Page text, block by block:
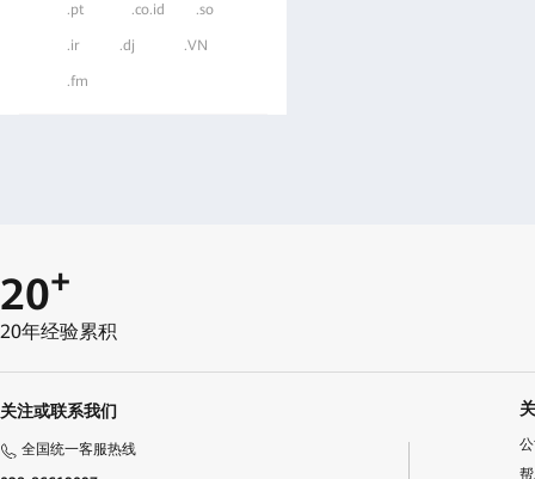
.pt .co.id .so
.ir .dj .VN
.fm
20+
20年经验累积
关注或联系我们
全国统一客服热线